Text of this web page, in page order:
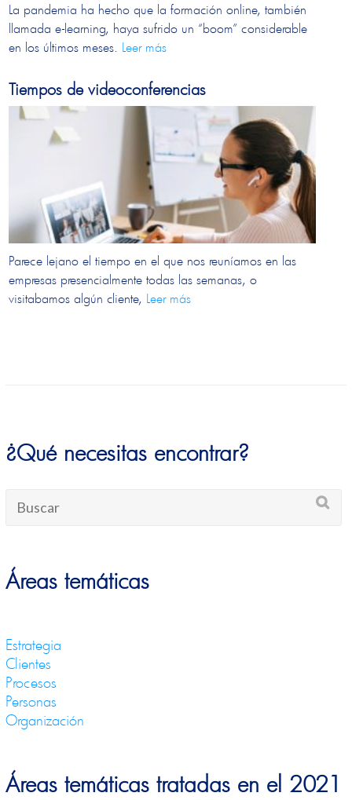
La pandemia ha hecho que la formación online, también
llamada e-learning, haya sufrido un “boom” considerable
en los últimos meses. Leer más
Tiempos de videoconferencias
Parece lejano el tiempo en el que nos reuníamos en las
empresas presencialmente todas las semanas, o
visitabamos algún cliente, Leer más
¿Qué necesitas encontrar?
Áreas temáticas
Estrategia
Clientes
Procesos
Personas
Organización
Áreas temáticas tratadas en el 2021